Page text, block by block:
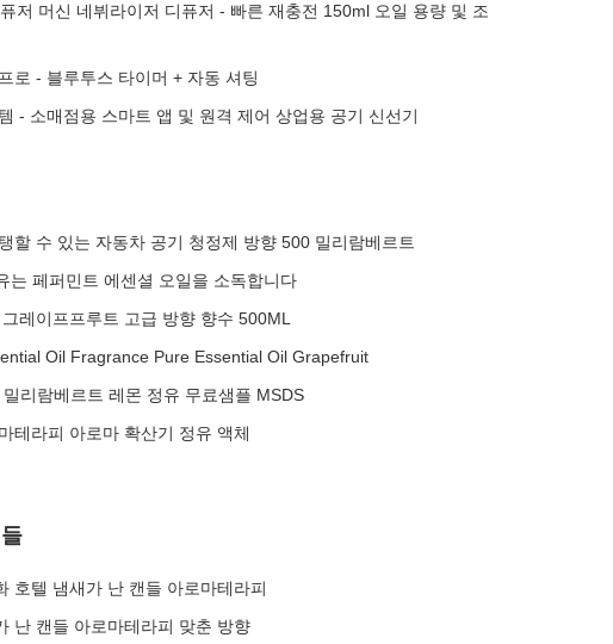
저 머신 네뷔라이저 디퓨저 - 빠른 재충전 150ml 오일 용량 및 조
로 - 블루투스 타이머 + 자동 셔팅
- 소매점용 스마트 앱 및 원격 제어 상업용 공기 신선기
할 수 있는 자동차 공기 청정제 방향 500 밀리람베르트
는 페퍼민트 에센셜 오일을 소독합니다
레이프프루트 고급 방향 향수 500ML
Oil Fragrance Pure Essential Oil Grapefruit
리람베르트 레몬 정유 무료샘플 MSDS
테라피 아로마 확산기 정유 액체
호텔 냄새가 난 캔들 아로마테라피
난 캔들 아로마테라피 맞춘 방향